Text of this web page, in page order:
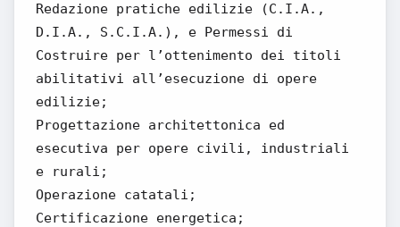
Redazione pratiche edilizie (C.I.A.,
D.I.A., S.C.I.A.), e Permessi di
Costruire per l’ottenimento dei titoli
abilitativi all’esecuzione di opere
edilizie;
Progettazione architettonica ed
esecutiva per opere civili, industriali
e rurali;
Operazione catatali;
Certificazione energetica;